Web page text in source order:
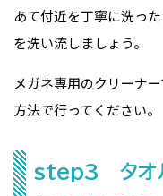
あて付近を丁寧に洗っ
を洗い流しましょう。
メガネ専用のクリーナ
方法で行ってください。
step3 タオル